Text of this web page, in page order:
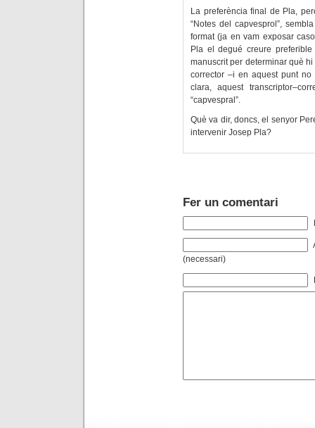
La preferència final de Pla,
“Notes del capvesprol”,
format (ja en vam exposar
Pla el degué creure
manuscrit per determinar què
corrector –i en aquest punt
clara, aquest
“capvespral”.
Què va dir, doncs, el senyor
intervenir Josep Pla?
Fer un comentari
(necessari)